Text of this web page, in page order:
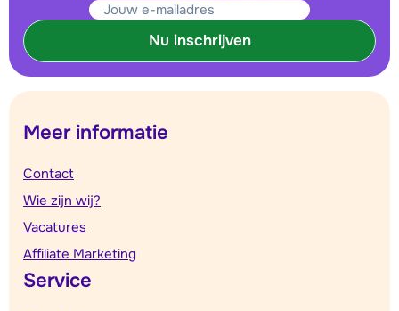
Nu inschrijven
Meer informatie
Contact
Wie zijn wij?
Vacatures
Affiliate Marketing
Service